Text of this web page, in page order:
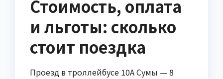
Стоимость, оплата
и льготы: сколько
стоит поездка
Проезд в троллейбусе 10А Сумы — 8